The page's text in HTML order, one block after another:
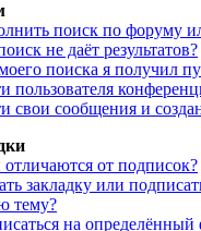
поиск по форуму
не даёт результатов?
поиска я получил
пользователя
свои сообщения и
отличаются от подписок?
закладку или
тему?
на определённый